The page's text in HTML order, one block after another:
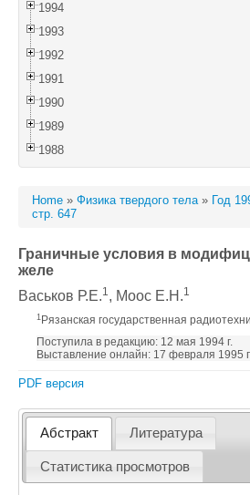
1994
1993
1992
1991
1990
1989
1988
Home » Физика твердого тела» Год
стр. 647
Граничные условия в
желе
Васьков Р.Е.1, Моос Е.Н.1
1 Рязанская государственная
Поступила в редакцию: 12 мая 1994 г.
Выставление онлайн: 17 февраля 1995
PDF версия
Абстракт Литература
Статистика просмотров